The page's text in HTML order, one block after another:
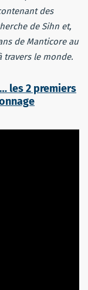
des
de Sihn et,
de Manticore au
travers le monde.
les 2 premiers